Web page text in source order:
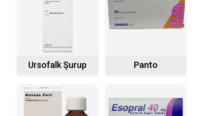
Ursofalk Şurup Panto